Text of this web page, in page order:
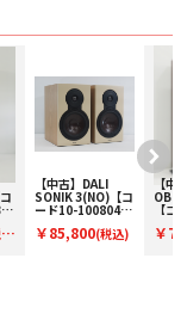
高音域の減衰が大きいス
ワーク 構成が可能とな
サイズながら エンクロ
用いており、 圧倒的な高
デュアル・フレア・バ
とにより、 ポート を出
ながら、空気の流れを最
ています。
【中古】DALI
SONIK 3(NO)【コ
ード10-100804】
ピーカー(ペア)
￥85,800(税込)
【中
【コ
型ス
￥